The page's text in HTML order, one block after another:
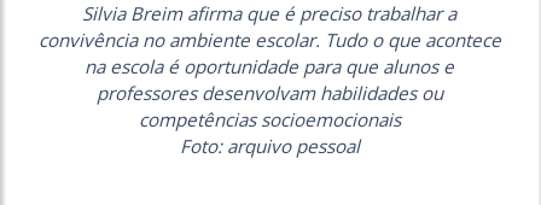
Silvia Breim afirma que é preciso trabalhar a
convivência no ambiente escolar. Tudo o que acontece
na escola é oportunidade para que alunos e
professores desenvolvam habilidades ou
competências socioemocionais
Foto: arquivo pessoal